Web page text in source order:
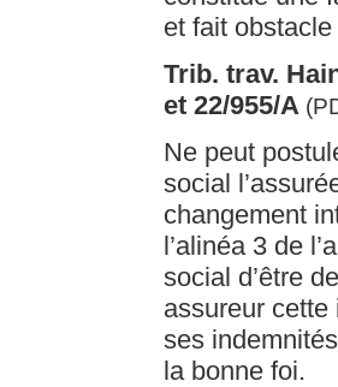
et fait
Trib. trav.
et 22/955/A
Ne peut
social
changement
l’alinéa 3 de
social d’être
assureur cette
ses
la bonne foi.